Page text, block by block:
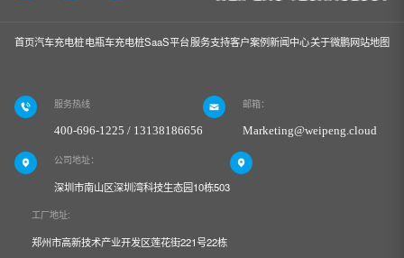
首页汽车充电桩电瓶车充电桩SaaS平台服务支持客户案例新闻中心关于微鹏网站地图
服务热线
400-696-1225 / 13138186656
邮箱：
Marketing@weipeng.cloud
公司地址：
深圳市南山区深圳湾科技生态园10栋503
工厂地址:
郑州市高新技术产业开发区莲花街221号22栋